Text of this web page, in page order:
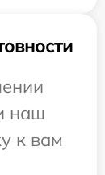
наш
к вам